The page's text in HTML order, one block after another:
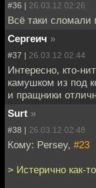
#36 | 26.03.12 02:26
Всё таки сломали
Сергеич »
#37 | 26.03.12 02:44
Интересно, кто-
камушком из под
и пращники
Surt »
#38 | 26.03.12 02:48
Кому: Persey, #23
> Истерично как-